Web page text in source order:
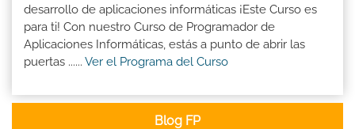
desarrollo de aplicaciones informáticas ¡Este Curso es
para ti! Con nuestro Curso de Programador de
Aplicaciones Informáticas, estás a punto de abrir las
puertas ...... Ver el Programa del Curso
Blog FP